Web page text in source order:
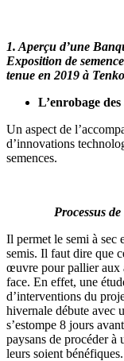
1. Aperçu d’une
Exposition de
tenue en 2019 à
L’enrobage des
Un aspect de
d’innovations
semences.
Processus
Il permet le semi à sec
semis. Il faut dire que
œuvre pour pallier aux
face. En effet, une
d’interventions du
hivernale débute avec
s’estompe 8 jours
paysans de procéder à
leurs soient bénéfiques.